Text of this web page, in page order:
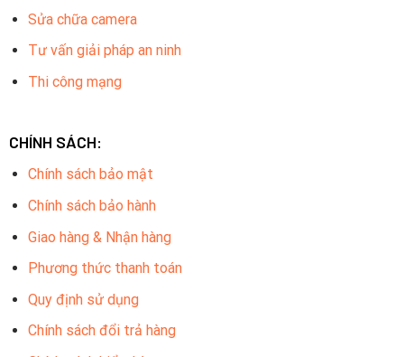
Sửa chữa camera
Tư vấn giải pháp an ninh
Thi công mạng
CHÍNH SÁCH:
Chính sách bảo mật
Chính sách bảo hành
Giao hàng & Nhận hàng
Phương thức thanh toán
Quy định sử dụng
Chính sách đổi trả hàng